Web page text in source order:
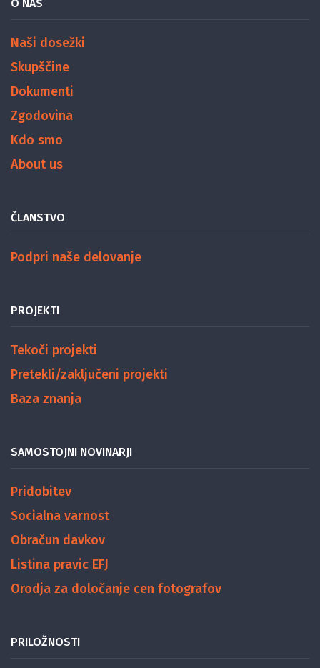
O NAS
Naši dosežki
Skupščine
Dokumenti
Zgodovina
Kdo smo
About us
ČLANSTVO
Podpri naše delovanje
PROJEKTI
Tekoči projekti
Pretekli/zaključeni projekti
Baza znanja
SAMOSTOJNI NOVINARJI
Pridobitev
Socialna varnost
Obračun davkov
Listina pravic EFJ
Orodja za določanje cen fotografov
PRILOŽNOSTI